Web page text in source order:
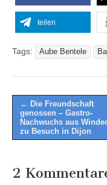
teilen
Tags: Aube Bentele
Post
navigation
← Die Freundschaft
genossen – Gastro-
Nachwuchs aus
zu Besuch in Dijon
2